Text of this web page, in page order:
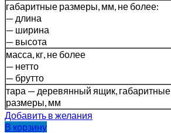
габаритные размеры, мм, не более:
— длина
— ширина
— высота
масса, кг, не более
— нетто
— брутто
тара — деревянный ящик, габаритные
размеры, мм
Добавить в желания
В корзину